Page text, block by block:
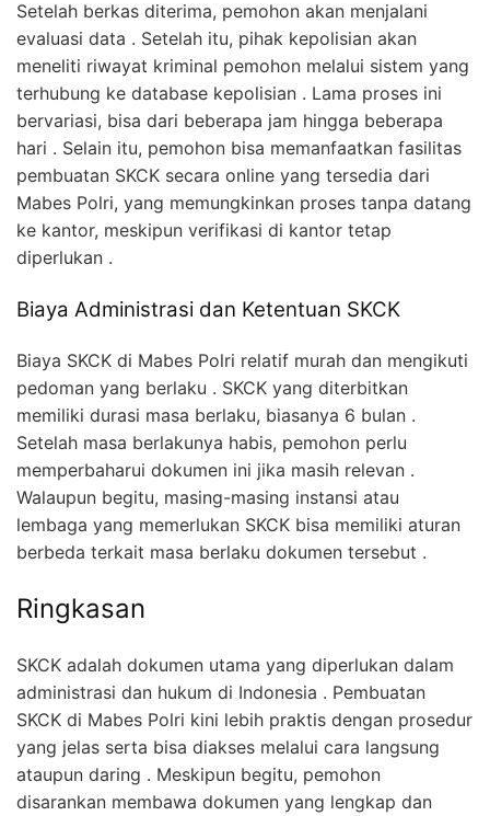
Setelah berkas diterima, pemohon akan menjalani
evaluasi data . Setelah itu, pihak kepolisian akan
meneliti riwayat kriminal pemohon melalui sistem yang
terhubung ke database kepolisian . Lama proses ini
bervariasi, bisa dari beberapa jam hingga beberapa
hari . Selain itu, pemohon bisa memanfaatkan fasilitas
pembuatan SKCK secara online yang tersedia dari
Mabes Polri, yang memungkinkan proses tanpa datang
ke kantor, meskipun verifikasi di kantor tetap
diperlukan .
Biaya Administrasi dan Ketentuan SKCK
Biaya SKCK di Mabes Polri relatif murah dan mengikuti
pedoman yang berlaku . SKCK yang diterbitkan
memiliki durasi masa berlaku, biasanya 6 bulan .
Setelah masa berlakunya habis, pemohon perlu
memperbaharui dokumen ini jika masih relevan .
Walaupun begitu, masing-masing instansi atau
lembaga yang memerlukan SKCK bisa memiliki aturan
berbeda terkait masa berlaku dokumen tersebut .
Ringkasan
SKCK adalah dokumen utama yang diperlukan dalam
administrasi dan hukum di Indonesia . Pembuatan
SKCK di Mabes Polri kini lebih praktis dengan prosedur
yang jelas serta bisa diakses melalui cara langsung
ataupun daring . Meskipun begitu, pemohon
disarankan membawa dokumen yang lengkap dan